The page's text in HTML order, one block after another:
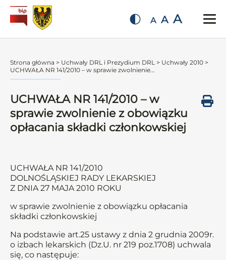
A A A
Strona główna > Uchwały DRL i Prezydium DRL > Uchwały 2010 >
UCHWAŁA NR 141/2010 – w sprawie zwolnienie...
UCHWAŁA NR 141/2010 – w
sprawie zwolnienie z obowiązku
opłacania składki członkowskiej
UCHWAŁA NR 141/2010
DOLNOŚLĄSKIEJ RADY LEKARSKIEJ
Z DNIA 27 MAJA 2010 ROKU
w sprawie zwolnienie z obowiązku opłacania
składki członkowskiej
Na podstawie art.25 ustawy z dnia 2 grudnia 2009r.
o izbach lekarskich (Dz.U. nr 219 poz.1708) uchwala
się, co następuje: